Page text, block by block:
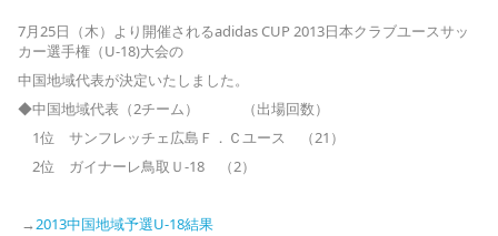
7月25日（木）より開催されるadidas CUP 2013日本クラブユースサッ
カー選手権（U-18)大会の
中国地域代表が決定いたしました。
◆中国地域代表（2チーム） （出場回数）
1位 サンフレッチェ広島Ｆ．Ｃユース （21）
2位 ガイナーレ鳥取Ｕ-18 （2）
→2013中国地域予選U-18結果